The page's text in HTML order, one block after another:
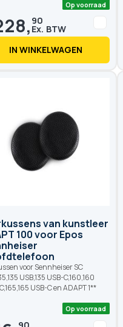
90
IN WINKELWAGEN
van kunstleer
100 voor Epos
voor Sennheiser SC
USB,135 USB-C,160,160
USB-C en ADAPT 1**